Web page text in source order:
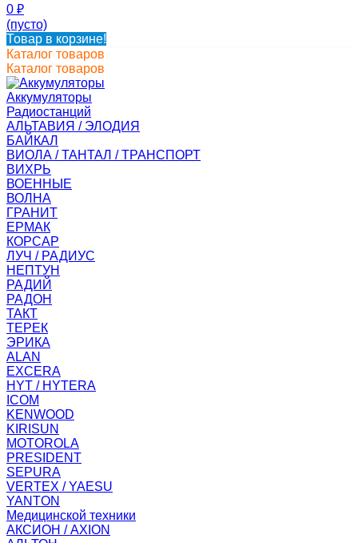
0 ₽
(пусто)
Товар в корзине!
Каталог товаров
Каталог товаров
Аккумуляторы
Радиостанций
АЛЬТАВИЯ / ЭЛОДИЯ
БАЙКАЛ
ВИОЛА / ТАНТАЛ / ТРАНСПОРТ
ВИХРЬ
ВОЕННЫЕ
ВОЛНА
ГРАНИТ
ЕРМАК
КОРСАР
ЛУЧ / РАДИУС
НЕПТУН
РАДИЙ
РАДОН
ТАКТ
ТЕРЕК
ЭРИКА
ALAN
EXCERA
HYT / HYTERA
ICOM
KENWOOD
KIRISUN
MOTOROLA
PRESIDENT
SEPURA
VERTEX / YAESU
YANTON
Медицинской техники
АКСИОН / AXION